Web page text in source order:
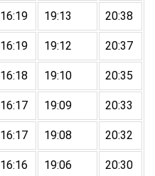
16:19 19:13 20:38
16:19 19:12 20:37
16:18 19:10 20:35
16:17 19:09 20:33
16:17 19:08 20:32
16:16 19:06 20:30